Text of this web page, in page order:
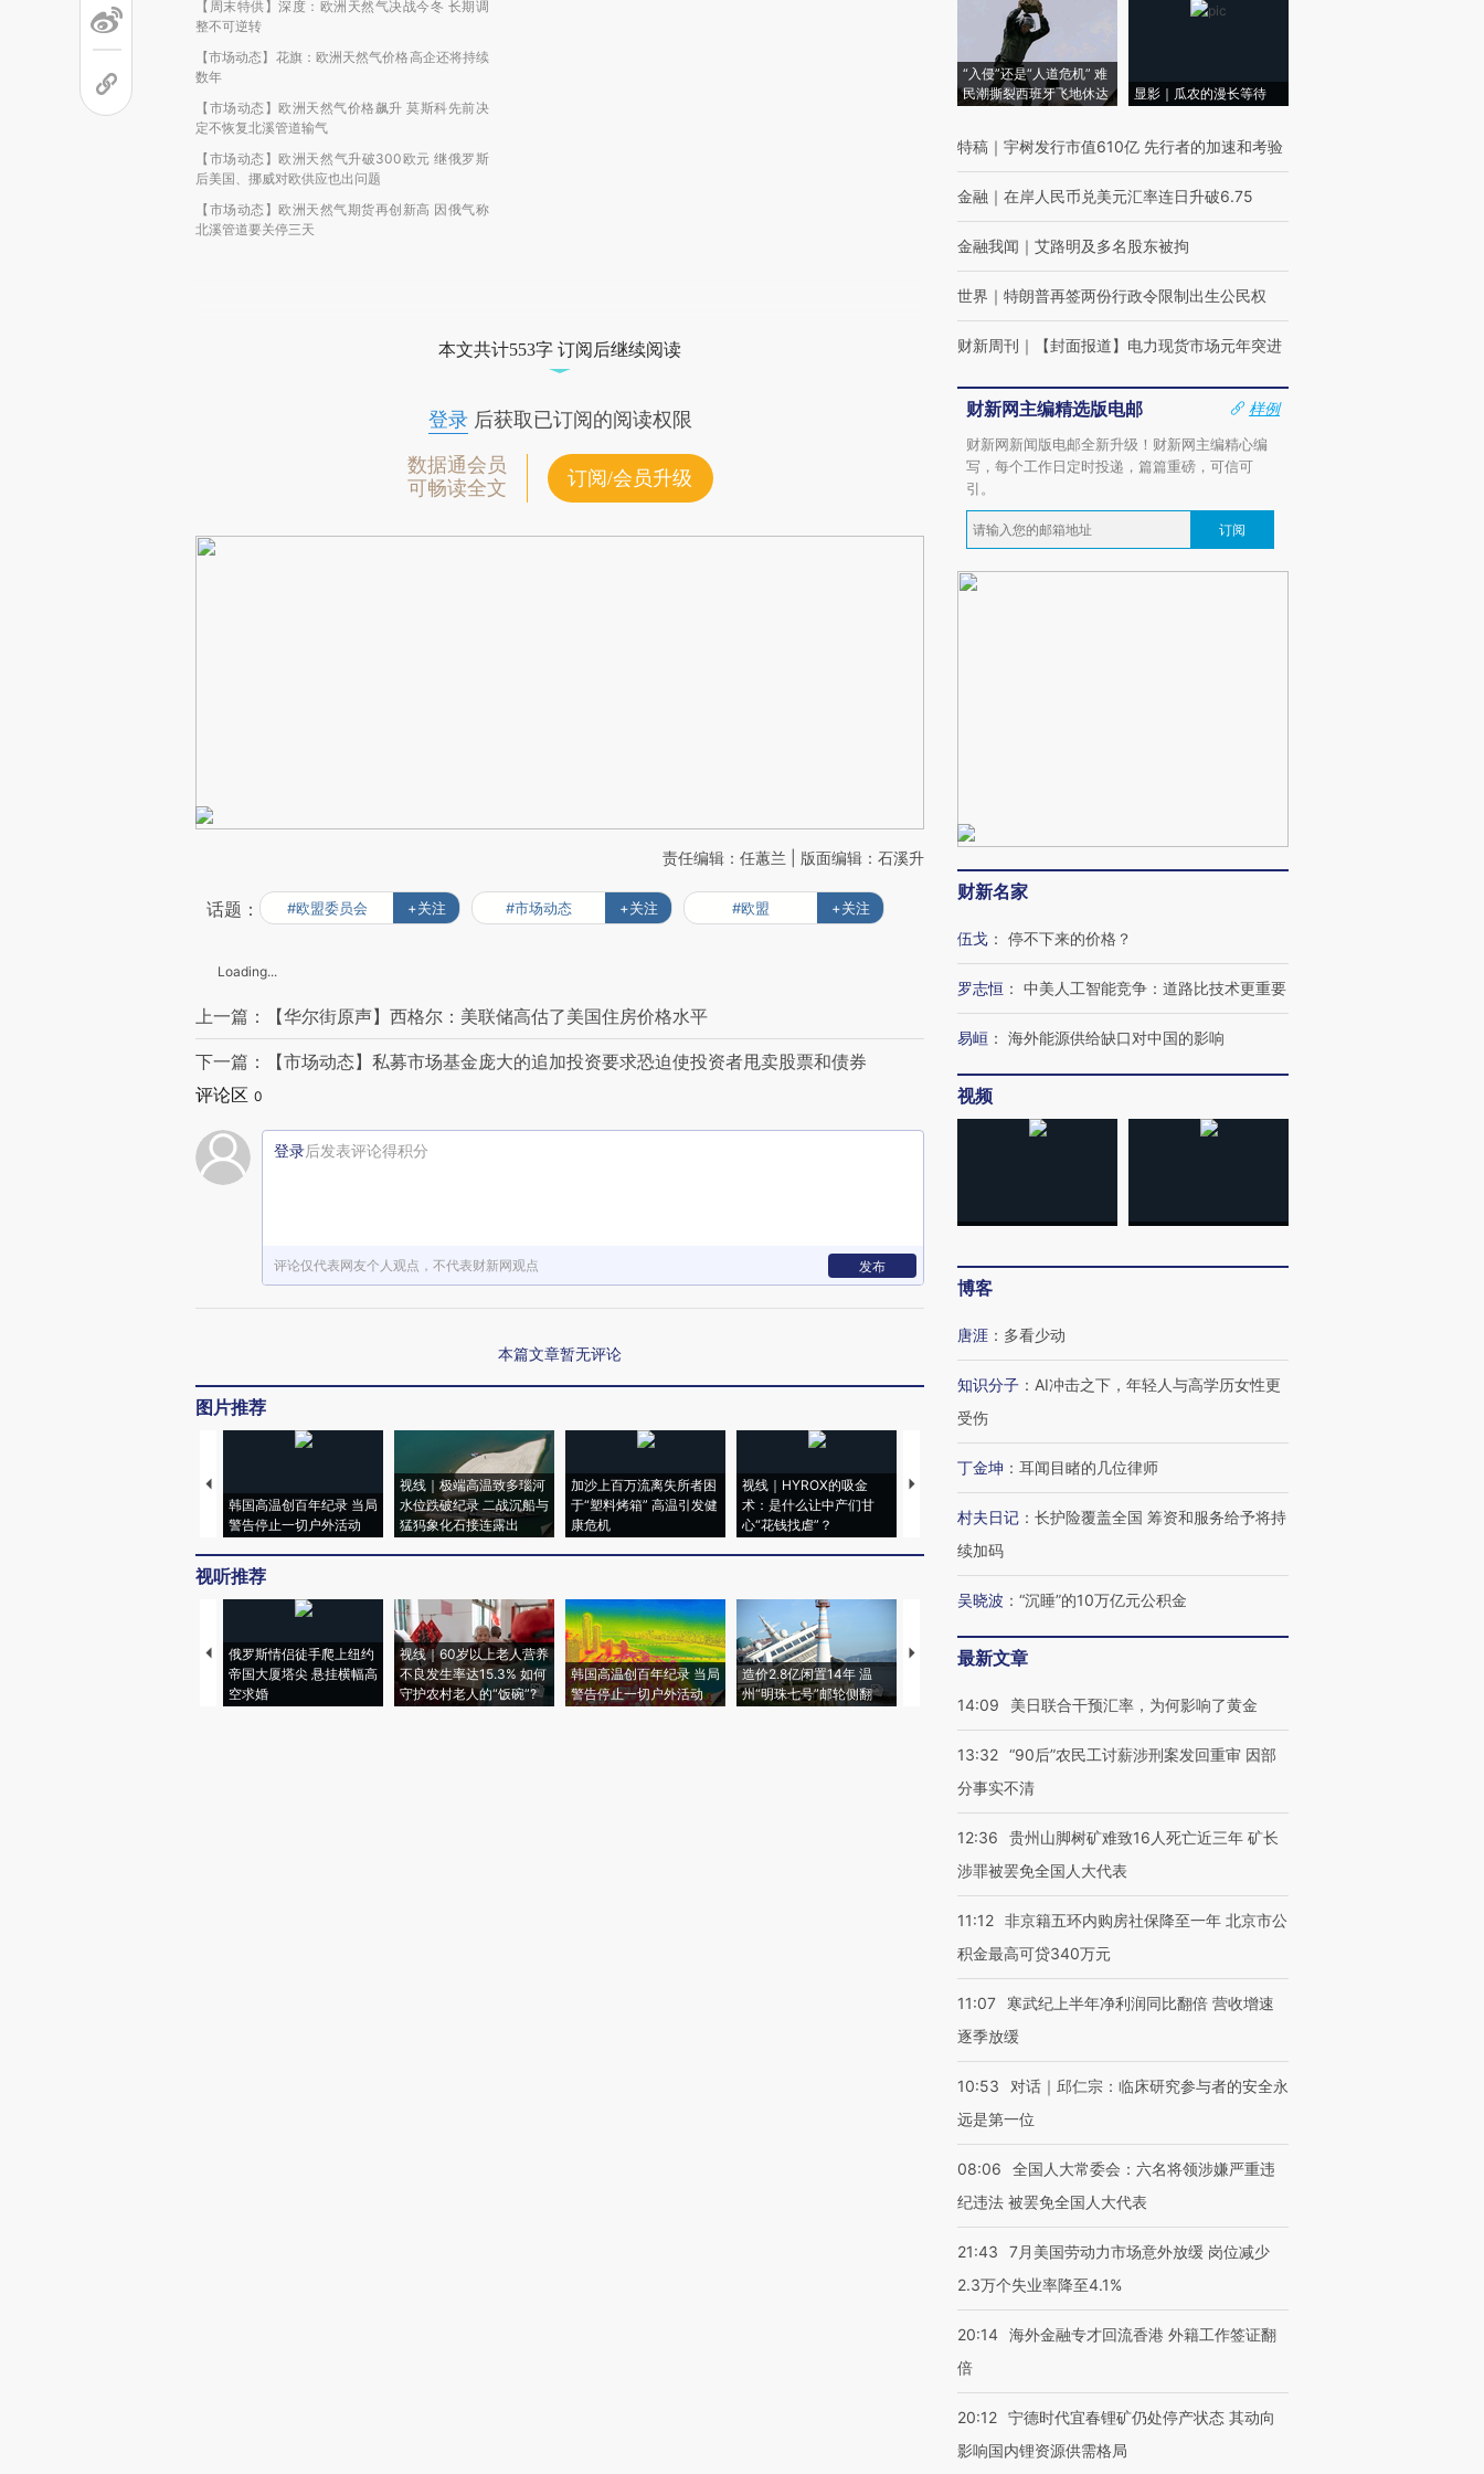
【周末特供】深度：欧洲天然气决战今冬 长期调
整不可逆转
【市场动态】花旗：欧洲天然气价格高企还将持续
数年
【市场动态】欧洲天然气价格飙升 莫斯科先前决
定不恢复北溪管道输气
【市场动态】欧洲天然气升破300欧元 继俄罗斯
后美国、挪威对欧供应也出问题
【市场动态】欧洲天然气期货再创新高 因俄气称
北溪管道要关停三天
本文共计553字 订阅后继续阅读
登录后获取已订阅的阅读权限
数据通会员
可畅读全文
订阅/会员升级
责任编辑：任蕙兰 | 版面编辑：石溪升
话题： #欧盟委员会 +关注 #市场动态 +关注 #欧盟 +关注
Loading...
上一篇：【华尔街原声】西格尔：美联储高估了美国住房价格水平
下一篇：【市场动态】私募市场基金庞大的追加投资要求恐迫使投资者甩卖股票和债券
评论区 0
登录后发表评论得积分
评论仅代表网友个人观点，不代表财新网观点 发布
本篇文章暂无评论
图片推荐
韩国高温创百年纪录 当局
警告停止一切户外活动
视线｜极端高温致多瑙河
水位跌破纪录 二战沉船与
猛犸象化石接连露出
加沙上百万流离失所者困
于“塑料烤箱” 高温引发健
康危机
视线｜HYROX的吸金
术：是什么让中产们甘
心“花钱找虐”？
马航飞行员跨国走私7万
育部长拱下台
飞地休达
视听推荐
俄罗斯情侣徒手爬上纽约
帝国大厦塔尖 悬挂横幅高
空求婚
视线｜60岁以上老人营养
不良发生率达15.3% 如何
守护农村老人的“饭碗”?
韩国高温创百年纪录 当局
警告停止一切户外活动
造价2.8亿闲置14年 温
州“明珠七号”邮轮侧翻
特朗普出席葬礼疑似打瞌
阿根廷3-0阿尔及利亚
“入侵”还是“人道危机” 难
民潮撕裂西班牙飞地休达
显影｜瓜农的漫长等待
特稿 ｜ 宇树发行市值610亿 先行者的加速和考验
金融 ｜ 在岸人民币兑美元汇率连日升破6.75
金融我闻 ｜ 艾路明及多名股东被拘
世界 ｜ 特朗普再签两份行政令限制出生公民权
财新周刊 ｜ 【封面报道】电力现货市场元年突进
财新网主编精选版电邮
样例
财新网新闻版电邮全新升级！财新网主编精心编
写，每个工作日定时投递，篇篇重磅，可信可
引。
订阅
财新名家
伍戈 ： 停不下来的价格？
罗志恒 ： 中美人工智能竞争：道路比技术更重要
易峘 ： 海外能源供给缺口对中国的影响
视频
博客
唐涯 ： 多看少动
知识分子 ： AI冲击之下，年轻人与高学历女性更
受伤
丁金坤 ： 耳闻目睹的几位律师
村夫日记 ： 长护险覆盖全国 筹资和服务给予将持
续加码
吴晓波 ： “沉睡”的10万亿元公积金
最新文章
14:09 美日联合干预汇率，为何影响了黄金
13:32 “90后”农民工讨薪涉刑案发回重审 因部
分事实不清
12:36
贵州山脚树矿难致16人死亡近三年 矿长
涉罪被罢免全国人大代表
11:12 非京籍五环内购房社保降至一年 北京市公
积金最高可贷340万元
11:07
寒武纪上半年净利润同比翻倍 营收增速
逐季放缓
10:53
对话｜邱仁宗：临床研究参与者的安全永
远是第一位
08:06
全国人大常委会：六名将领涉嫌严重违
纪违法 被罢免全国人大代表
21:43
7月美国劳动力市场意外放缓 岗位减少
2.3万个失业率降至4.1%
20:14 海外金融专才回流香港 外籍工作签证翻
倍
20:12 宁德时代宜春锂矿仍处停产状态 其动向
影响国内锂资源供需格局